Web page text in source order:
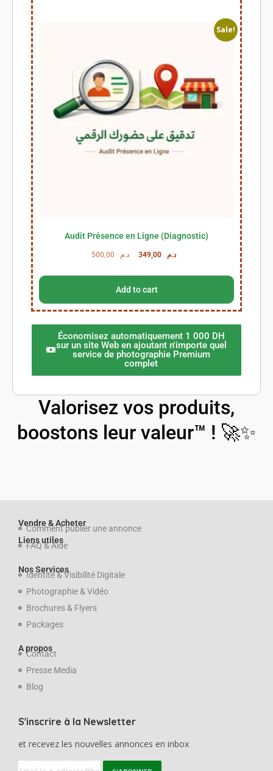
Sale!
Audit Présence en Ligne (Diagnostic)
500,00 د.م 349,00 د.م
Add to cart
Économisez automatiquement 1 000 DH
sur un site Web en ajoutant n'importe quel
service de photographie Premium
complet
Valorisez vos produits,
boostons leur valeur™ ! 🚀✨
Vendre & Acheter
Comment publier une annonce
Liens utiles
FAQ & Aide
Nos Services
Identité & Visibilité Digitale
Photographie & Vidéo
Brochures & Flyers
Packages
A propos
Contact
Presse Media
Blog
S'inscrire à la Newsletter
et recevez les nouvelles annonces en inbox